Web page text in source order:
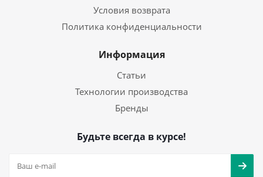
Условия возврата
Политика конфиденциальности
Информация
Статьи
Технологии производства
Бренды
Будьте всегда в курсе!